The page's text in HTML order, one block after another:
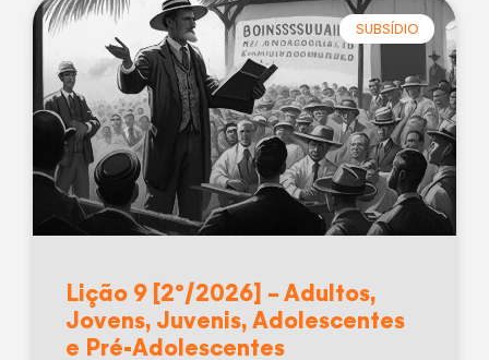
SUBSÍDIO
Lição 9 [2º/2026] – Adultos,
Jovens, Juvenis, Adolescentes
e Pré-Adolescentes